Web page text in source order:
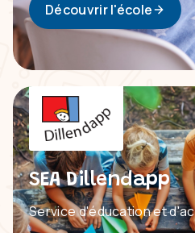
Découvrir l'école
SEA Dillendapp
Service d'éducation et